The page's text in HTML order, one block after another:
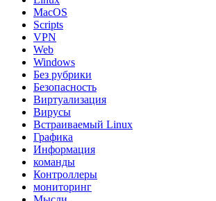
MacOS
Scripts
VPN
Web
Windows
Без рубрики
Безопасность
Виртуализация
Вирусы
Встраиваемый Linux
Графика
Информация
команды
Контроллеры
мониторинг